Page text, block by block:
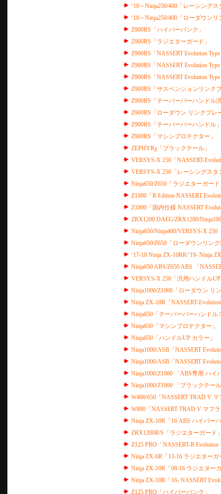
‘18～Ninja250/400「レーシング
‘18～Ninja250/400「ローダウン
Z900RS「ハイパーバンク」
Z900RS「ラジエターガード」
Z900RS「NASSERT Evolution
Z900RS「NASSERT Evolution
Z900RS「NASSERT Evolution
Z900RS「サスペンションリンク
Z900RS「テーパーバーハンドル
Z900RS「ローダウン リンクプレ
Z900RS「テーパーバーハンドル
Z900RS「マシンプロテクター」
ZEPHYRχ「ブラックテール」
VERSYS-X 250「NASSERT-
VERSYS-X 250「レーシングスタ
Ninja650/Z650「ラジエターガー
Z1000「R Edition NASSERT
Z1000「国内仕様 NASSERT
ZRX1200 DAEG/ZRX1200/
Ninja650/Ninja400/VERSYS-X
Ninja650/Z650「ローダウンリンク
‘17-18 Ninja ZX-10RR/‘19- Ninja
Ninja650 ABS/Z650 ABS 「
VERSYS-X 250「汎用ハンドル
Ninja1000/Z1000「ローダウン リ
Ninja ZX-10R「NASSERT-
Ninja650「テーパーバーハンド
Ninja650「マシンプロテクター」
Ninja650「ハンドルUP カラー」
Ninja1000/ASB「NASSERT
Ninja1000/ASB「NASSERT
Ninja1000/Z1000 「ABS専用 ハイ
Ninja1000/Z1000 「ブラックテー
W400/650「NASSERT TRAD V
W800「NASSERT TRAD V マフ
Ninja ZX-10R「16 ABS ハイパー
ZRX1200R/S「ラジエターガード
Z125 PRO「NASSERT-R
Ninja ZX-6R「13-16 ラジエターガ
Ninja ZX-10R「08-16 ラジエター
Ninja ZX-10R「16- NASSERT
Z125 PRO「ハイパーバンク」